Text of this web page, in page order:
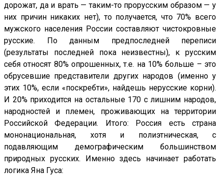
дорожат, да и врать — таким-то прорусским образом — у
них причин никаких нет), то получается, что 70% всего
мужского населения России составляют чистокровные
русские. По данным предпоследней переписи
(результаты последней пока неизвестны), к русским
себя относят 80% опрошенных, т.е. на 10% больше – это
обрусевшие представители других народов (именно у
этих 10%, если «поскребти», найдешь нерусские корни).
И 20% приходится на остальные 170 с лишним народов,
народностей и племен, проживающих на территории
Российской Федерации. Итого: Россия есть страна
мононациональная, хотя и полиэтническая, с
подавляющим демографическим большинством
природных русских. Именно здесь начинает работать
логика Яна Гуса: